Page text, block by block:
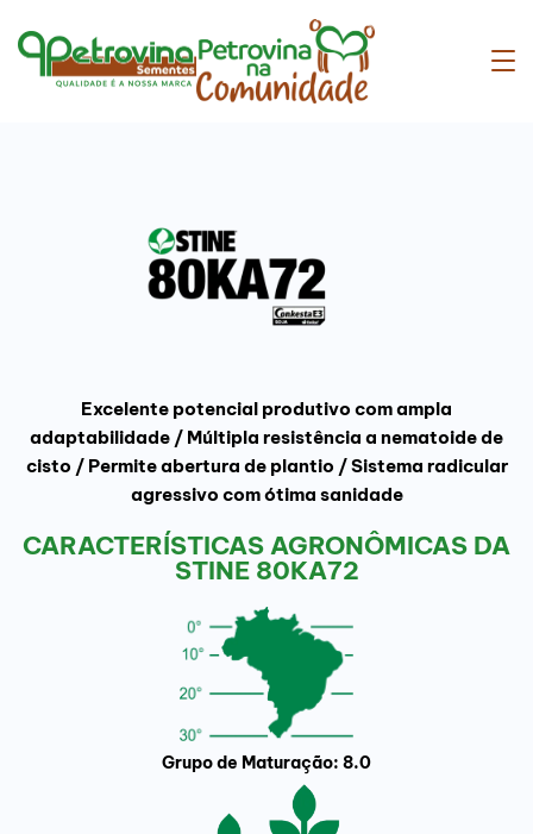
Excelente potencial produtivo com ampla
adaptabilidade / Múltipla resistência a nematoide de
cisto / Permite abertura de plantio / Sistema radicular
agressivo com ótima sanidade
CARACTERÍSTICAS AGRONÔMICAS DA
STINE 80KA72
Grupo de Maturação: 8.0